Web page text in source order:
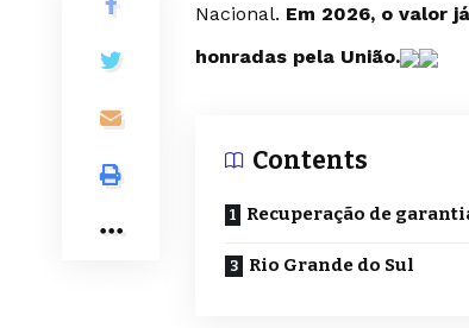
Nacional. Em 2026, o valor
honradas pela União.
Contents
Recuperação de
Rio Grande do Sul